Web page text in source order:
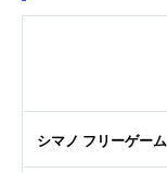
シマノ フリーゲーム